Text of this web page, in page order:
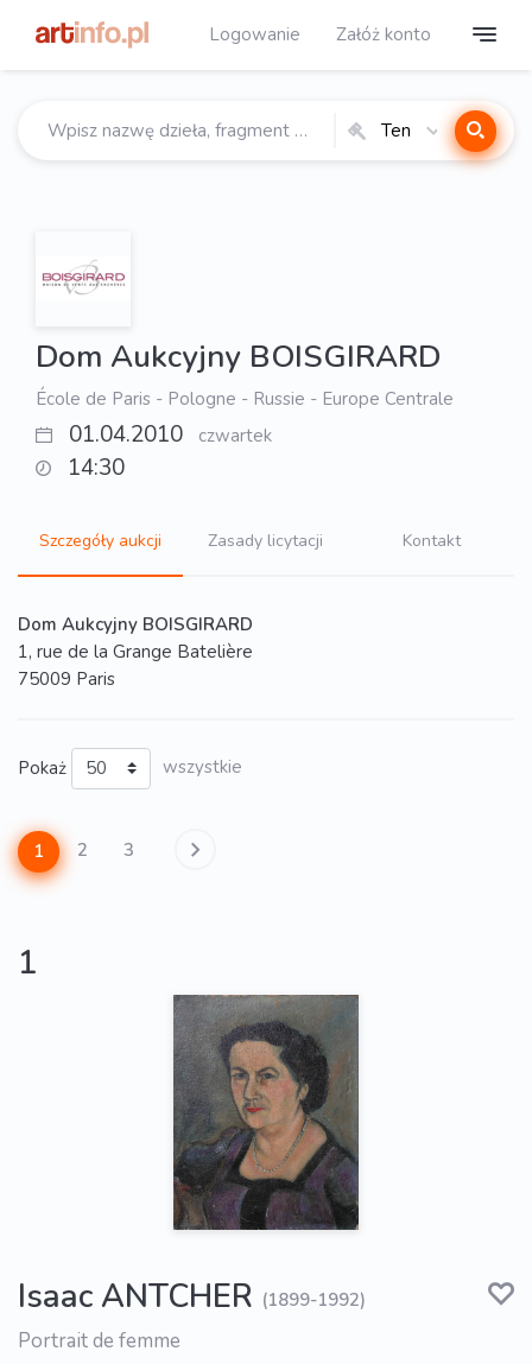
Logowanie Załóż konto
Ten
Dom Aukcyjny BOISGIRARD
École de Paris - Pologne - Russie - Europe Centrale
01.04.2010 czwartek
14:30
Szczegóły aukcji Zasady licytacji Kontakt
Dom Aukcyjny BOISGIRARD
1, rue de la Grange Batelière
75009 Paris
Pokaż wszystkie
1 2 3
1
Isaac ANTCHER (1899-1992)
Portrait de femme